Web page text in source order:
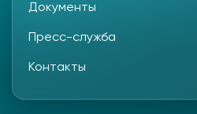
Документы
Пресс-служба
Контакты